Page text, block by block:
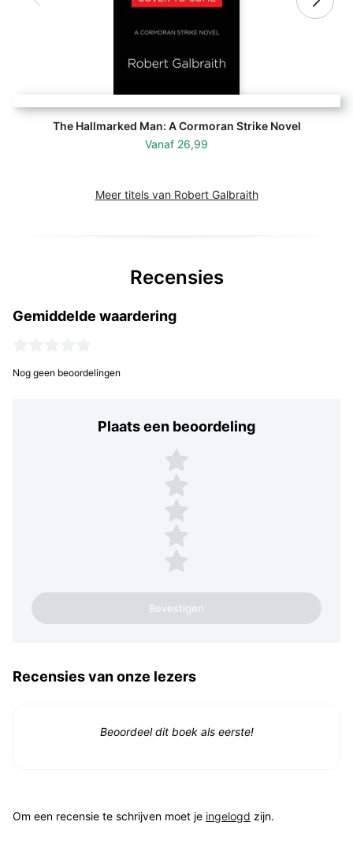
The Hallmarked Man: A Cormoran Strike Novel
Vanaf 26,99
Meer titels van Robert Galbraith
Recensies
Gemiddelde waardering
Nog geen beoordelingen
Plaats een beoordeling
Plaats een beoordeling
5 sterren
4 sterren
3 sterren
2 sterren
1 ster
Recensies van onze lezers
Beoordeel dit boek als eerste!
Om een recensie te schrijven moet je ingelogd zijn.